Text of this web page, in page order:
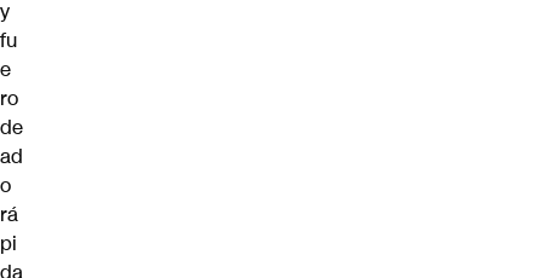
y
fu
e
ro
de
ad
o
rá
pi
da